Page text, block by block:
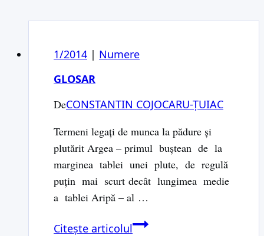
1/2014 | Numere
GLOSAR
DeCONSTANTIN COJOCARU-ȚUIAC
Termeni legați de munca la pădure și
plutărit Argea – primul buştean de la
marginea tablei unei plute, de regulă
puţin mai scurt decât lungimea medie
a tablei Aripă – al …
Citește articolulGLOSAR